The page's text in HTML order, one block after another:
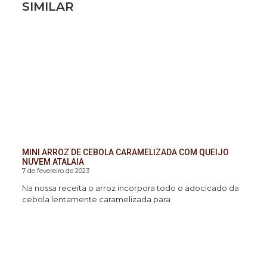
SIMILAR
MINI ARROZ DE CEBOLA CARAMELIZADA COM QUEIJO
NUVEM ATALAIA
7 de fevereiro de 2023
Na nossa receita o arroz incorpora todo o adocicado da
cebola lentamente caramelizada para